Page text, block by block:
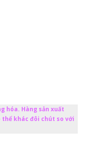
hóa. Hàng sản xuất
khác đôi chút so với